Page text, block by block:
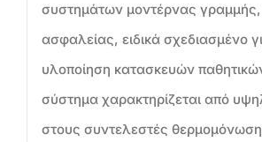
συστημάτων μοντέρνας
ασφαλείας, ειδικά σχεδιασμένο
υλοποίηση κατασκευών
σύστημα χαρακτηρίζεται από
στους συντελεστές